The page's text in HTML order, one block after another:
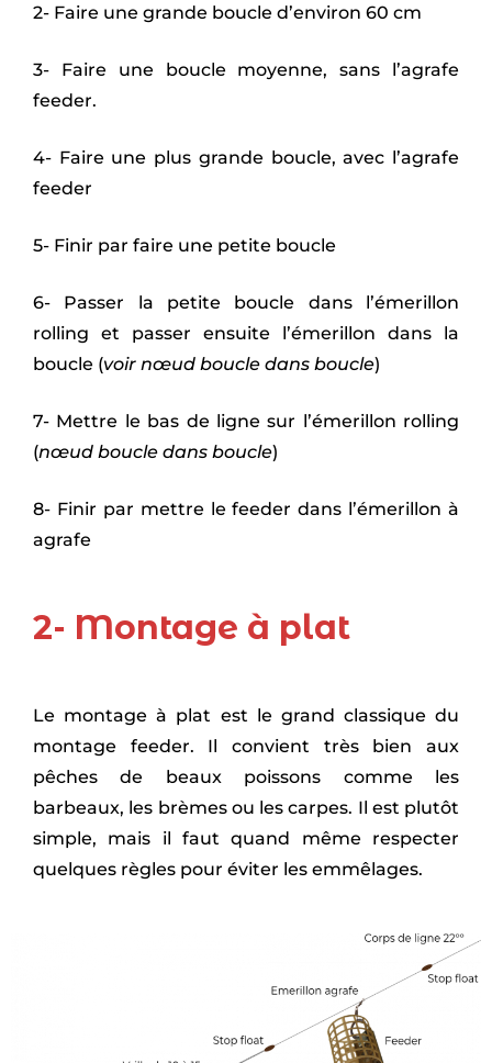
2- Faire une grande boucle d’environ 60 cm
3- Faire une boucle moyenne, sans l’agrafe
feeder.
4- Faire une plus grande boucle, avec l’agrafe
feeder
5- Finir par faire une petite boucle
6- Passer la petite boucle dans l’émerillon
rolling et passer ensuite l’émerillon dans la
boucle (voir nœud boucle dans boucle)
7- Mettre le bas de ligne sur l’émerillon rolling
(nœud boucle dans boucle)
8- Finir par mettre le feeder dans l’émerillon à
agrafe
2- Montage à plat
Le montage à plat est le grand classique du
montage feeder. Il convient très bien aux
pêches de beaux poissons comme les
barbeaux, les brèmes ou les carpes. Il est plutôt
simple, mais il faut quand même respecter
quelques règles pour éviter les emmêlages.